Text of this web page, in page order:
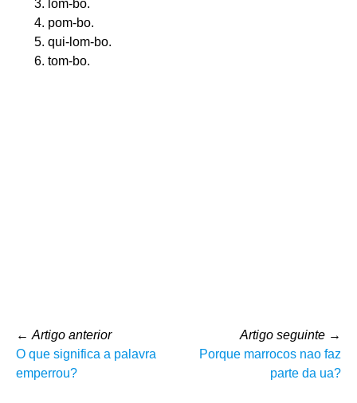
lom-bo.
pom-bo.
qui-lom-bo.
tom-bo.
← Artigo anterior
O que significa a palavra
emperrou?
Artigo seguinte →
Porque marrocos nao faz
parte da ua?